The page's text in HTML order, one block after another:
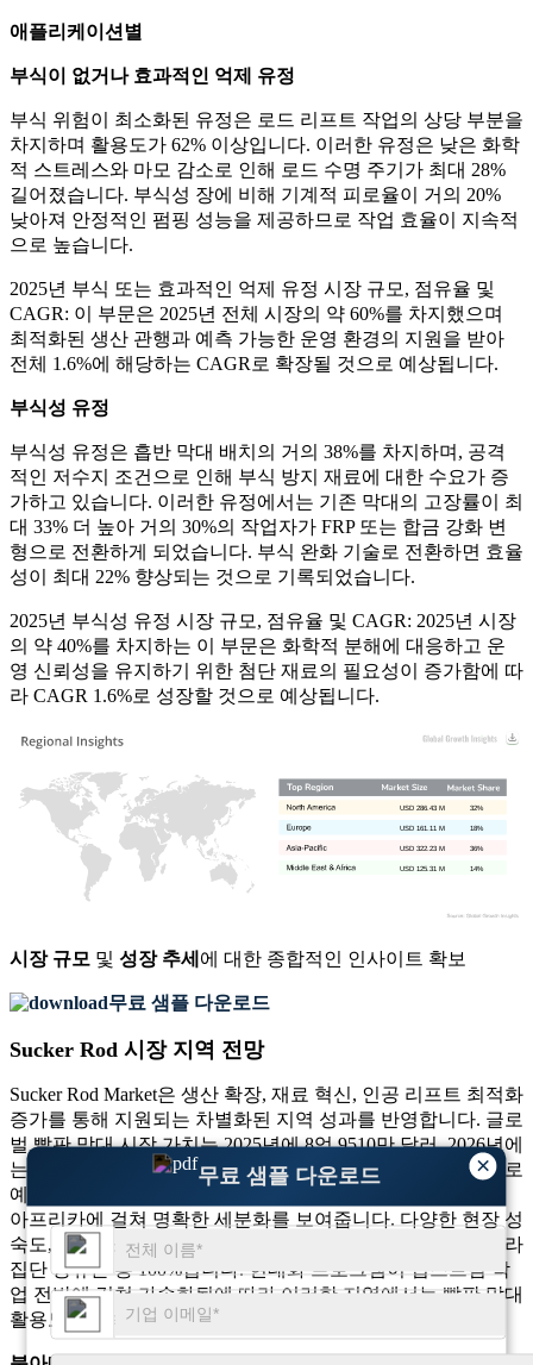
×
무료 샘플 다운로드
애플리케이션별
부식이 없거나 효과적인 억제 유정
부식 위험이 최소화된 유정은 로드 리프트 작업의 상당 부분을
차지하며 활용도가 62% 이상입니다. 이러한 유정은 낮은 화학
적 스트레스와 마모 감소로 인해 로드 수명 주기가 최대 28%
길어졌습니다. 부식성 장에 비해 기계적 피로율이 거의 20%
낮아져 안정적인 펌핑 성능을 제공하므로 작업 효율이 지속적
으로 높습니다.
2025년 부식 또는 효과적인 억제 유정 시장 규모, 점유율 및
CAGR: 이 부문은 2025년 전체 시장의 약 60%를 차지했으며
최적화된 생산 관행과 예측 가능한 운영 환경의 지원을 받아
전체 1.6%에 해당하는 CAGR로 확장될 것으로 예상됩니다.
부식성 유정
부식성 유정은 흡반 막대 배치의 거의 38%를 차지하며, 공격
적인 저수지 조건으로 인해 부식 방지 재료에 대한 수요가 증
가하고 있습니다. 이러한 유정에서는 기존 막대의 고장률이 최
대 33% 더 높아 거의 30%의 작업자가 FRP 또는 합금 강화 변
형으로 전환하게 되었습니다. 부식 완화 기술로 전환하면 효율
성이 최대 22% 향상되는 것으로 기록되었습니다.
2025년 부식성 유정 시장 규모, 점유율 및 CAGR: 2025년 시장
의 약 40%를 차지하는 이 부문은 화학적 분해에 대응하고 운
영 신뢰성을 유지하기 위한 첨단 재료의 필요성이 증가함에 따
라 CAGR 1.6%로 성장할 것으로 예상됩니다.
14%
USD 125.31 M
36%
USD 322.23 M
18%
USD 161.11 M
32%
USD 286.43 M
시장 규모 및 성장 추세 에 대한 종합적인 인사이트 확보
무료 샘플 다운로드
Sucker Rod 시장 지역 전망
Sucker Rod Market은 생산 확장, 재료 혁신, 인공 리프트 최적화
증가를 통해 지원되는 차별화된 지역 성과를 반영합니다. 글로
벌 빨판 막대 시장 가치는 2025년에 8억 9510만 달러, 2026년에
는 9억 942만 달러, 2035년에는 1억 4908만 달러에 이를 것으로
예상됩니다. 지역 분포는 북미, 유럽, 아시아 태평양, 중동 및
아프리카에 걸쳐 명확한 세분화를 보여줍니다. 다양한 현장 성
숙도, 부식 노출, 리프트 시스템 배포 및 교체 주기 빈도에 따라
집단 공유는 총 100%입니다. 현대화 프로그램이 업스트림 작
업 전반에 걸쳐 가속화됨에 따라 이러한 지역에서는 빨판 막대
활용도를 계속 확대하고 있습니다.